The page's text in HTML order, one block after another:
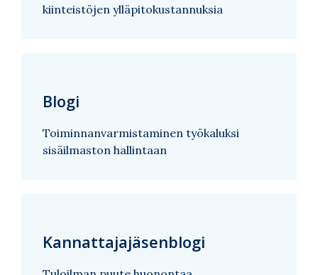
kiinteistöjen ylläpitokustannuksia
Blogi
Toiminnanvarmistaminen työkaluksi
sisäilmaston hallintaan
Kannattajajäsenblogi